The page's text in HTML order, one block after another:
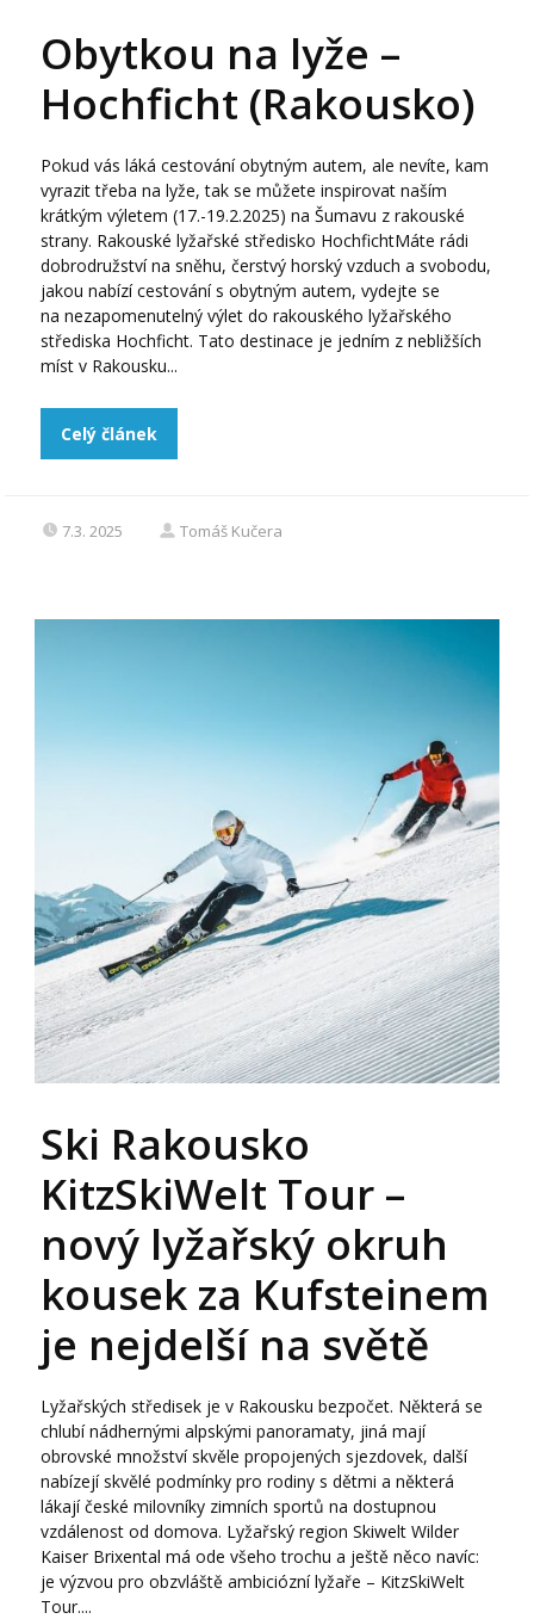
Obytkou na lyže –
Hochficht (Rakousko)
Pokud vás láká cestování obytným autem, ale nevíte, kam
vyrazit třeba na lyže, tak se můžete inspirovat naším
krátkým výletem (17.-19.2.2025) na Šumavu z rakouské
strany. Rakouské lyžařské středisko HochfichtMáte rádi
dobrodružství na sněhu, čerstvý horský vzduch a svobodu,
jakou nabízí cestování s obytným autem, vydejte se
na nezapomenutelný výlet do rakouského lyžařského
střediska Hochficht. Tato destinace je jedním z nebližších
míst v Rakousku...
Celý článek
7.3. 2025 Tomáš Kučera
Ski Rakousko
KitzSkiWelt Tour –
nový lyžařský okruh
kousek za Kufsteinem
je nejdelší na světě
Lyžařských středisek je v Rakousku bezpočet. Některá se
chlubí nádhernými alpskými panoramaty, jiná mají
obrovské množství skvěle propojených sjezdovek, další
nabízejí skvělé podmínky pro rodiny s dětmi a některá
lákají české milovníky zimních sportů na dostupnou
vzdálenost od domova. Lyžařský region Skiwelt Wilder
Kaiser Brixental má ode všeho trochu a ještě něco navíc:
je výzvou pro obzvláště ambiciózní lyžaře – KitzSkiWelt
Tour....